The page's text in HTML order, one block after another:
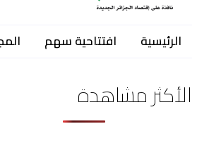
الرئيسية افتتاحية سهم
الأكثر مشاهدة